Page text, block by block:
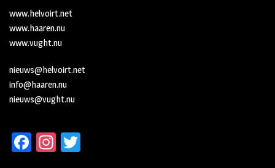
www.helvoirt.net
www.haaren.nu
www.vught.nu
nieuws@helvoirt.net
info@haaren.nu
nieuws@vught.nu
Fa In